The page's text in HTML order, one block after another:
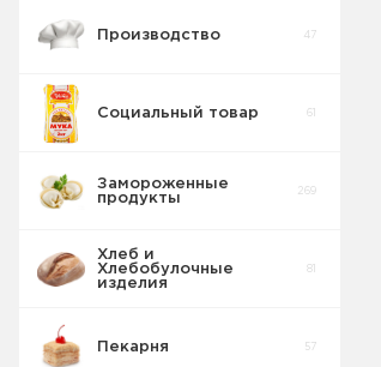
Торты
Вафельные
изделия
Шоколадные
Производство 47
Социальный товар 61
Замороженные
продукты
269
Хлеб и
Хлебобулочные
изделия
81
Пекарня 57